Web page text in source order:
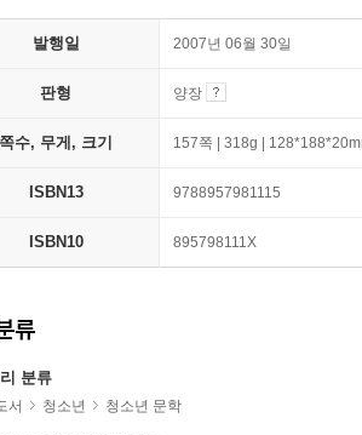
발행일 2007년 06월 30일
판형 양장
쪽수, 무게, 크기 157쪽 | 318g |
ISBN13 9788957981115
ISBN10 895798111X
류
분류
서 청소년 청소년 문학